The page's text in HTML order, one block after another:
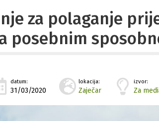
za polaganje
posebnim
datum:
31/03/2020
lokacija:
Zaječar
izvor:
Za